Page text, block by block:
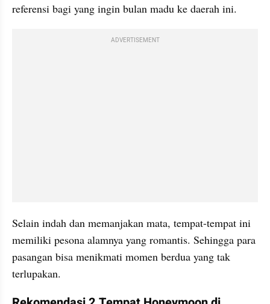
referensi bagi yang ingin bulan madu ke daerah ini.
ADVERTISEMENT
Selain indah dan memanjakan mata, tempat-tempat ini
memiliki pesona alamnya yang romantis. Sehingga para
pasangan bisa menikmati momen berdua yang tak
terlupakan.